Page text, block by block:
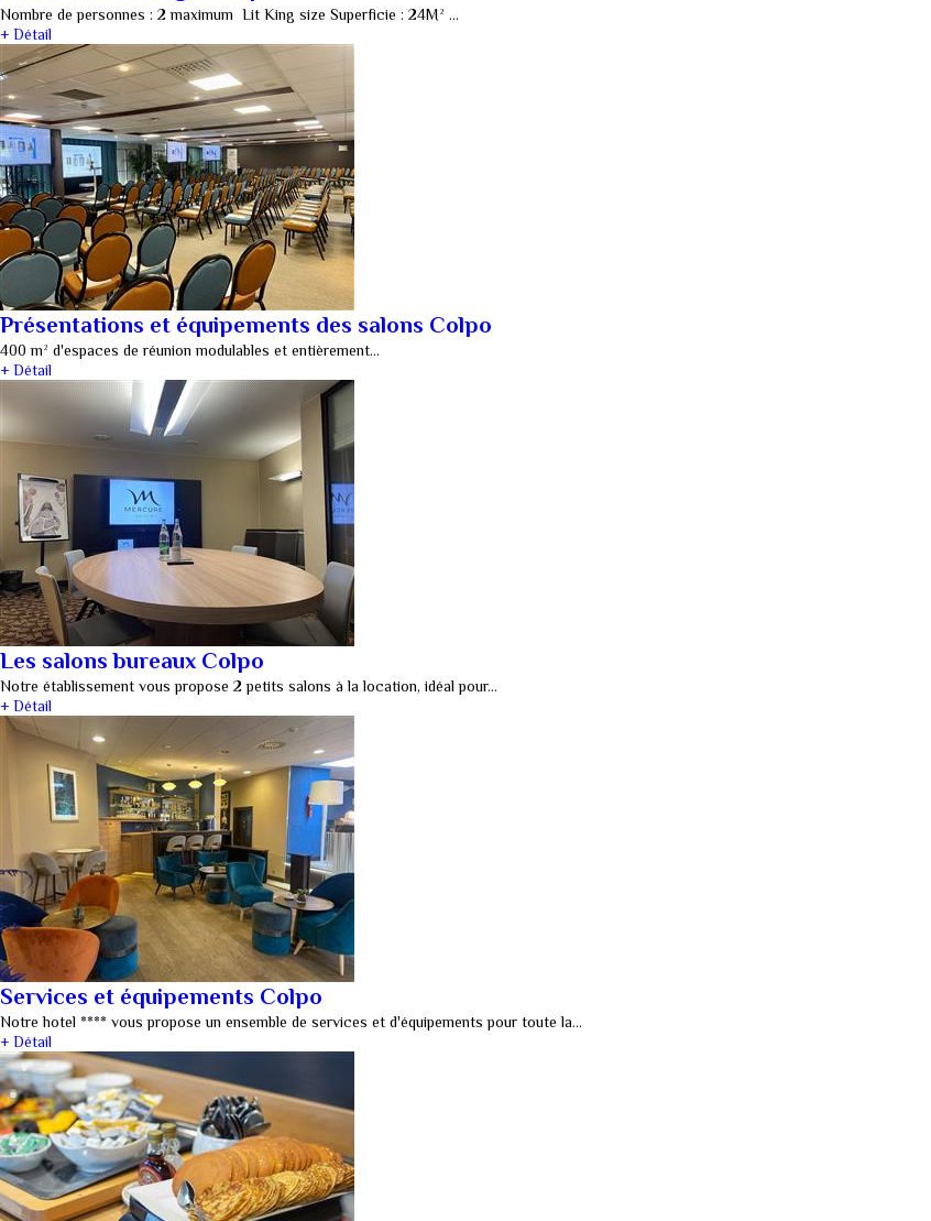
Nombre de personnes : 2 maximum Lit King size Superficie : 24M² …
+ Détail
Présentations et équipements des salons Colpo
400 m² d'espaces de réunion modulables et entièrement…
+ Détail
Les salons bureaux Colpo
Notre établissement vous propose 2 petits salons à la location, idéal pour…
+ Détail
Services et équipements Colpo
Notre hotel **** vous propose un ensemble de services et d'équipements pour toute la…
+ Détail